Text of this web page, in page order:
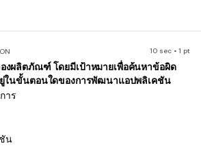
10 sec • 1 pt
งผลิตภัณฑ์ โดยมีเป้าหมายเพื่อค้นหาข้อผิด
ในขั้นตอนใดของการพัฒนาแอปพลิเคชัน
าร
น